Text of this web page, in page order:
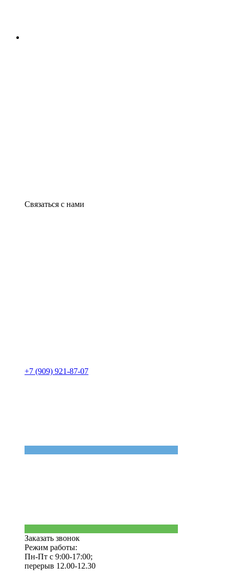
Связаться с нами
+7 (909) 921-87-07
Заказать звонок
Режим работы:
Пн-Пт с 9:00-17:00;
перерыв 12.00-12.30